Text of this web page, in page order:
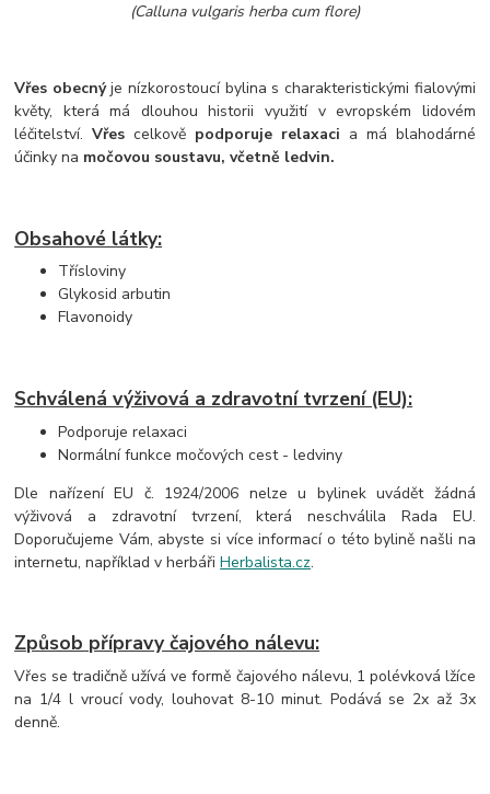
(Calluna vulgaris herba cum flore)
Vřes obecnýje nízkorostoucí bylina s charakteristickými fialovými
květy, která má dlouhou historii využití v evropském lidovém
léčitelství.Vřescelkově podporuje relaxaci a má blahodárné
účinky na močovou soustavu, včetně ledvin.
Obsahové látky:
Třísloviny
Glykosid arbutin
Flavonoidy
Schválená výživová a zdravotní tvrzení (EU):
Podporuje relaxaci
Normální funkce močových cest - ledviny
Dle nařízení EU č. 1924/2006 nelze u bylinek uvádět žádná
výživová a zdravotní tvrzení, která neschválila Rada EU.
Doporučujeme Vám, abyste si více informací o této bylině našli na
internetu, například v herbářiHerbalista.cz.
Způsob přípravy čajového nálevu:
Vřes se tradičně užívá ve formě čajového nálevu, 1 polévková lžíce
na 1/4 l vroucí vody, louhovat 8-10 minut. Podává se 2x až 3x
denně.